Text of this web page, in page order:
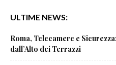
ULTIME NEWS:
Roma, Telecamere e
dall’Alto dei Terrazzi